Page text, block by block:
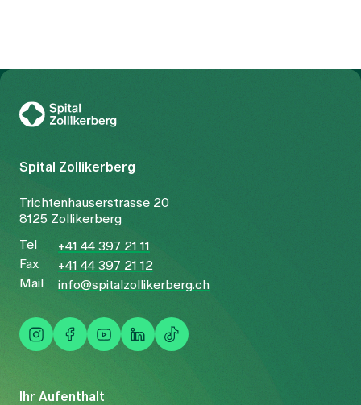
Ihr Aufenthalt
Spital Zollikerberg
Trichtenhauserstrasse 20
8125 Zollikerberg
Tel
+41 44 397 21 11
Fax
+41 44 397 21 12
Mail
info@spitalzollikerberg.ch